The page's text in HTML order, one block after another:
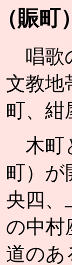
賑町
唱歌
文教地
町、紺
木町
町）が
央四、
の中村
道のあ